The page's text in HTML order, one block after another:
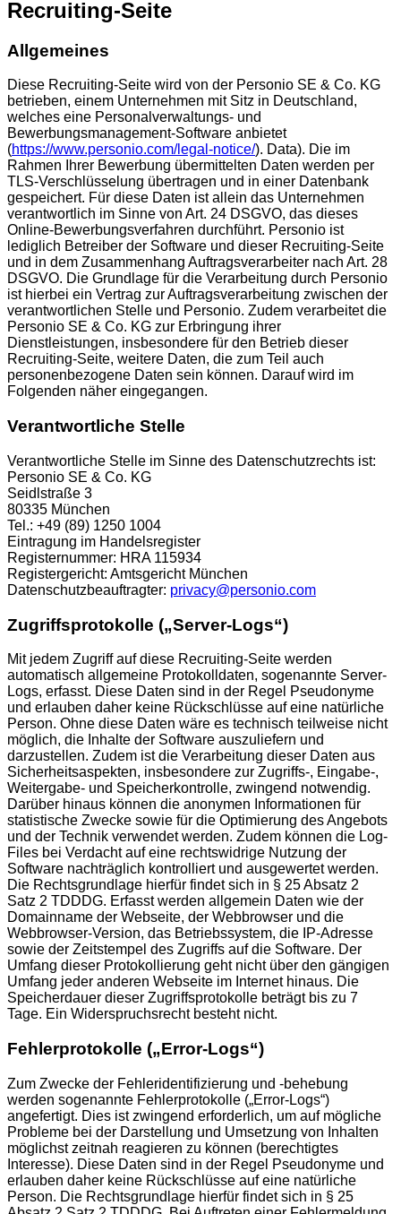
Recruiting-Seite
Allgemeines
Diese Recruiting-Seite wird von der Personio SE & Co. KG
betrieben, einem Unternehmen mit Sitz in Deutschland,
welches eine Personalverwaltungs- und
Bewerbungsmanagement-Software anbietet
(https://www.personio.com/legal-notice/). Data). Die im
Rahmen Ihrer Bewerbung übermittelten Daten werden per
TLS-Verschlüsselung übertragen und in einer Datenbank
gespeichert. Für diese Daten ist allein das Unternehmen
verantwortlich im Sinne von Art. 24 DSGVO, das dieses
Online-Bewerbungsverfahren durchführt. Personio ist
lediglich Betreiber der Software und dieser Recruiting-Seite
und in dem Zusammenhang Auftragsverarbeiter nach Art. 28
DSGVO. Die Grundlage für die Verarbeitung durch Personio
ist hierbei ein Vertrag zur Auftragsverarbeitung zwischen der
verantwortlichen Stelle und Personio. Zudem verarbeitet die
Personio SE & Co. KG zur Erbringung ihrer
Dienstleistungen, insbesondere für den Betrieb dieser
Recruiting-Seite, weitere Daten, die zum Teil auch
personenbezogene Daten sein können. Darauf wird im
Folgenden näher eingegangen.
Verantwortliche Stelle
Verantwortliche Stelle im Sinne des Datenschutzrechts ist:
Personio SE & Co. KG
Seidlstraße 3
80335 München
Tel.: +49 (89) 1250 1004
Eintragung im Handelsregister
Registernummer: HRA 115934
Registergericht: Amtsgericht München
Datenschutzbeauftragter: privacy@personio.com
Zugriffsprotokolle („Server-Logs“)
Mit jedem Zugriff auf diese Recruiting-Seite werden
automatisch allgemeine Protokolldaten, sogenannte Server-
Logs, erfasst. Diese Daten sind in der Regel Pseudonyme
und erlauben daher keine Rückschlüsse auf eine natürliche
Person. Ohne diese Daten wäre es technisch teilweise nicht
möglich, die Inhalte der Software auszuliefern und
darzustellen. Zudem ist die Verarbeitung dieser Daten aus
Sicherheitsaspekten, insbesondere zur Zugriffs-, Eingabe-,
Weitergabe- und Speicherkontrolle, zwingend notwendig.
Darüber hinaus können die anonymen Informationen für
statistische Zwecke sowie für die Optimierung des Angebots
und der Technik verwendet werden. Zudem können die Log-
Files bei Verdacht auf eine rechtswidrige Nutzung der
Software nachträglich kontrolliert und ausgewertet werden.
Die Rechtsgrundlage hierfür findet sich in § 25 Absatz 2
Satz 2 TDDDG. Erfasst werden allgemein Daten wie der
Domainname der Webseite, der Webbrowser und die
Webbrowser-Version, das Betriebssystem, die IP-Adresse
sowie der Zeitstempel des Zugriffs auf die Software. Der
Umfang dieser Protokollierung geht nicht über den gängigen
Umfang jeder anderen Webseite im Internet hinaus. Die
Speicherdauer dieser Zugriffsprotokolle beträgt bis zu 7
Tage. Ein Widerspruchsrecht besteht nicht.
Fehlerprotokolle („Error-Logs“)
Zum Zwecke der Fehleridentifizierung und -behebung
werden sogenannte Fehlerprotokolle („Error-Logs“)
angefertigt. Dies ist zwingend erforderlich, um auf mögliche
Probleme bei der Darstellung und Umsetzung von Inhalten
möglichst zeitnah reagieren zu können (berechtigtes
Interesse). Diese Daten sind in der Regel Pseudonyme und
erlauben daher keine Rückschlüsse auf eine natürliche
Person. Die Rechtsgrundlage hierfür findet sich in § 25